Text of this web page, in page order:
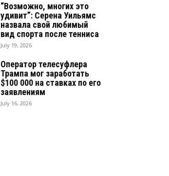
“Возможно, многих это
удивит”: Серена Уильямс
назвала свой любимый
вид спорта после тенниса
July 19, 2026
Оператор телесуфлера
Трампа мог заработать
$100 000 на ставках по его
заявлениям
July 16, 2026